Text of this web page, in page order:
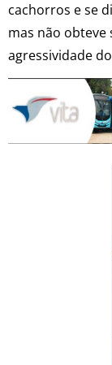
cachorros e se
mas não obteve
agressividade